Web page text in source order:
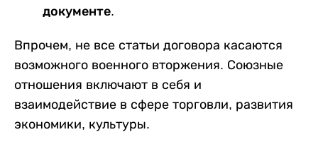
документе.
Впрочем, не все статьи договора касаются
возможного военного вторжения. Союзные
отношения включают в себя и
взаимодействие в сфере торговли, развития
экономики, культуры.